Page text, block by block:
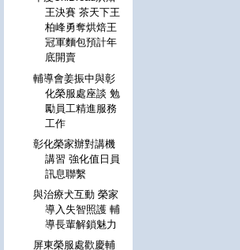
王決賽 茶天下王
柏峰勇奪烘焙王
冠軍麵包預計年
底開賣
輔導會姜振中與彰
化榮服處座談 勉
勵員工精進服務
工作
彰化榮家辦對講機
講習 強化值日員
訊息聯繫
與治療犬互動 榮家
導入失智照護 輔
導長輩解鎖魅力
屏東榮服處歡慶輔